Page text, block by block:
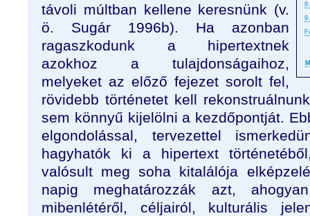
távoli múltban kellene keresnünk (v.
ö. Sugár 1996b). Ha azonban
ragaszkodunk a hipertextnek
azokhoz a tulajdonságaihoz,
melyeket az előző fejezet sorolt fel,
rövidebb történetet kell
sem könnyű kijelölni a kezdőpontját.
elgondolással, tervezettel
hagyhatók ki a hipertext
valósult meg soha kitalálója
napig meghatározzák azt,
mibenlétéről, céljairól, kulturális